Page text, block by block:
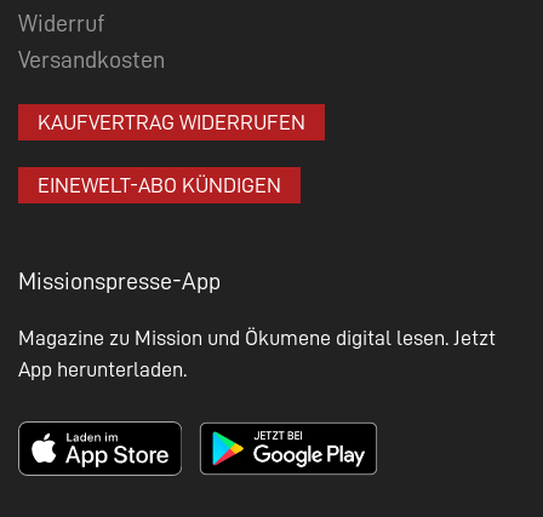
Widerruf
Versandkosten
KAUFVERTRAG WIDERRUFEN
EINEWELT-ABO KÜNDIGEN
Missionspresse-App
Magazine zu Mission und Ökumene digital lesen. Jetzt
App herunterladen.